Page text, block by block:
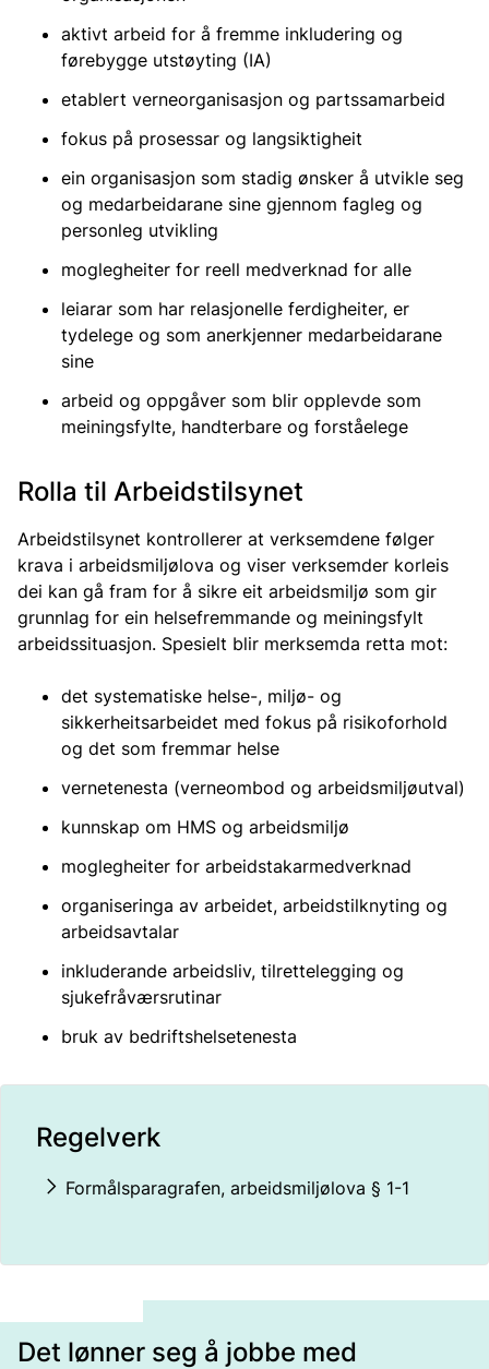
aktivt arbeid for å fremme inkludering og
førebygge utstøyting (IA)
etablert verneorganisasjon og partssamarbeid
fokus på prosessar og langsiktigheit
ein organisasjon som stadig ønsker å utvikle seg
og medarbeidarane sine gjennom fagleg og
personleg utvikling
moglegheiter for reell medverknad for alle
leiarar som har relasjonelle ferdigheiter, er
tydelege og som anerkjenner medarbeidarane
sine
arbeid og oppgåver som blir opplevde som
meiningsfylte, handterbare og forståelege
Rolla til Arbeidstilsynet
Arbeidstilsynet kontrollerer at verksemdene følger
krava i arbeidsmiljølova og viser verksemder korleis
dei kan gå fram for å sikre eit arbeidsmiljø som gir
grunnlag for ein helsefremmande og meiningsfylt
arbeidssituasjon. Spesielt blir merksemda retta mot:
det systematiske helse-, miljø- og
sikkerheitsarbeidet med fokus på risikoforhold
og det som fremmar helse
vernetenesta (verneombod og arbeidsmiljøutval)
kunnskap om HMS og arbeidsmiljø
moglegheiter for arbeidstakarmedverknad
organiseringa av arbeidet, arbeidstilknyting og
arbeidsavtalar
inkluderande arbeidsliv, tilrettelegging og
sjukefråværsrutinar
bruk av bedriftshelsetenesta
Regelverk
Formålsparagrafen, arbeidsmiljølova § 1-1
Det lønner seg å jobbe med